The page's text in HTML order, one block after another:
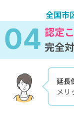
全国市
04 認定
完全
延長
メリ